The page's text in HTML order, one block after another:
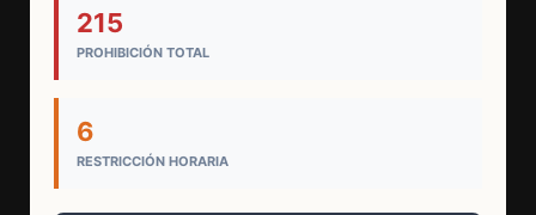
215
PROHIBICIÓN TOTAL
6
RESTRICCIÓN HORARIA